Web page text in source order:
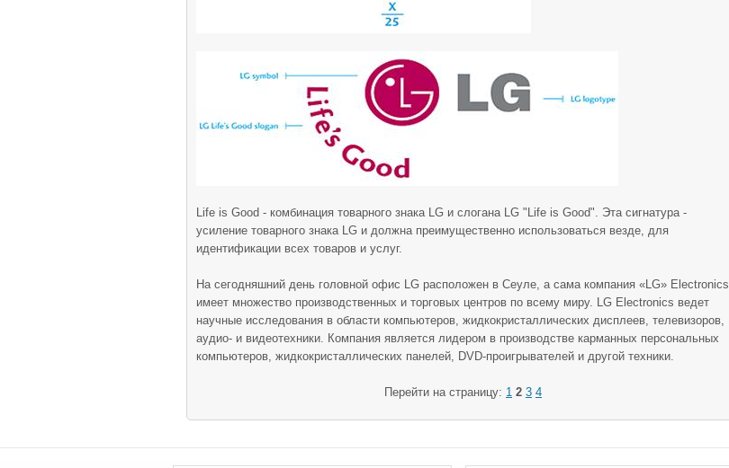
Life is Good - комбинация товарного знака LG и слогана LG "Life is Good". Эта сигнатура -
усиление товарного знака LG и должна преимущественно использоваться везде, для
идентификации всех товаров и услуг.
На сегодняшний день головной офис LG расположен в Сеуле, а сама компания «LG» Electronics
имеет множество производственных и торговых центров по всему миру. LG Electronics ведет
научные исследования в области компьютеров, жидкокристаллических дисплеев, телевизоров,
аудио- и видеотехники. Компания является лидером в производстве карманных персональных
компьютеров, жидкокристаллических панелей, DVD-проигрывателей и другой техники.
Перейти на страницу: 1 2 3 4